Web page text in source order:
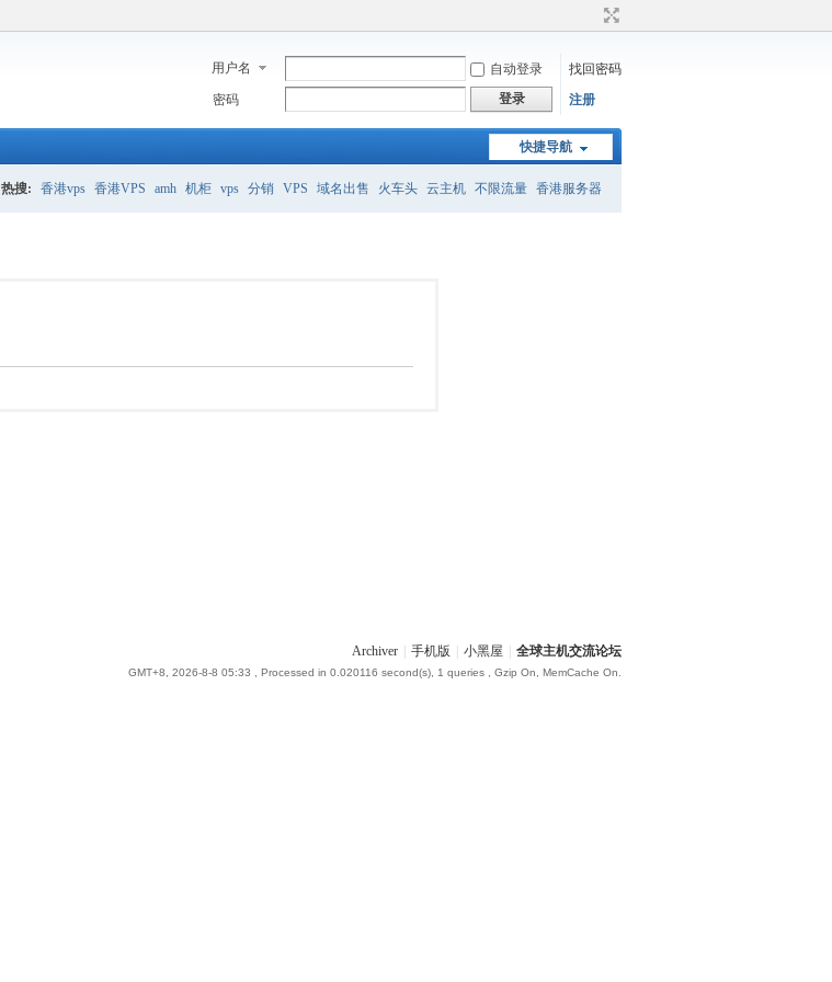
用户名 自动登录
找回密码
密码
登录 注册
快捷导航
热搜: 香港vps 香港VPS amh 机柜 vps 分销 VPS 域名出售 火车头 云主机 不限流量 香港服务器
Archiver 手机版 小黑屋 全球主机交流论坛
GMT+8, 2026-8-8 05:33 , Processed in 0.020116 second(s), 1 queries , Gzip On, MemCache On.